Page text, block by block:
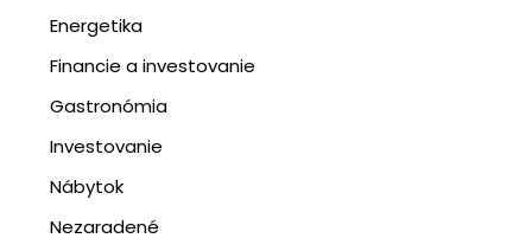
Energetika
Financie a investovanie
Gastronómia
Investovanie
Nábytok
Nezaradené